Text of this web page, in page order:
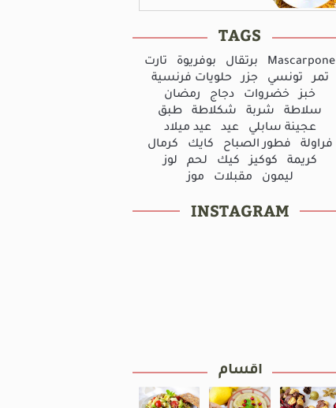
بسبوسة جوز الهند
1س سهلة
TAGS
Mascarpone برتقال بوفريوة
تارت
تمر
تونسي جزر
حلويات فرنسية
خبز
خضروات دجاج
رمضان
سلاطة
شربة شكلاطة
طبق
عجينة سابلي
عيد
عيد ميلاد
فراولة
فطور الصباح كايك
كرمال
كريمة
كوكيز كيك لحم
لوز
ليمون
مقبلات موز
INSTAGRAM
أقسام